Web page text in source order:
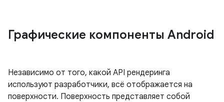
Графические компоненты Android
Независимо от того, какой API рендеринга
используют разработчики, всё отображается на
поверхности. Поверхность представляет собой